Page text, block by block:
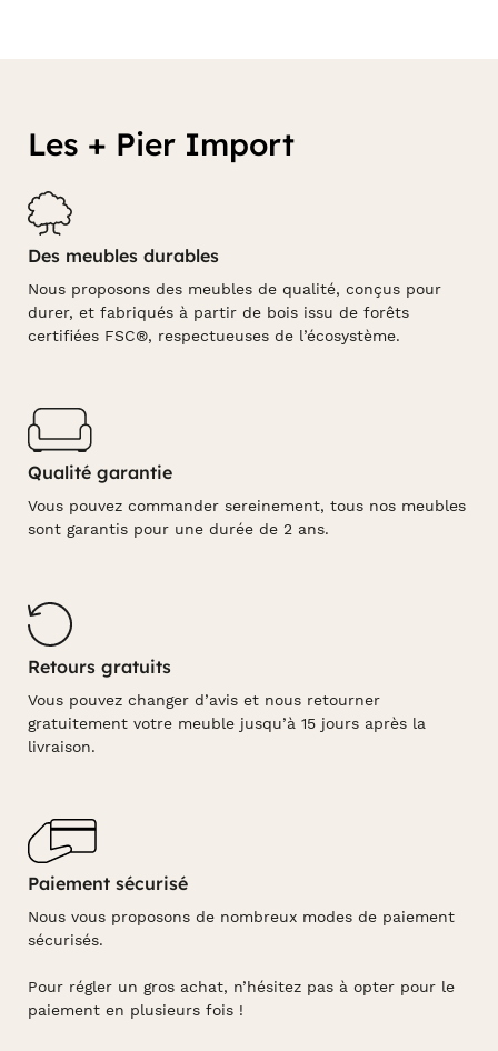
Les + Pier Import
Des meubles durables
Nous proposons des meubles de qualité, conçus pour
durer, et fabriqués à partir de bois issu de forêts
certifiées FSC®, respectueuses de l’écosystème.
Qualité garantie
Vous pouvez commander sereinement, tous nos meubles
sont garantis pour une durée de 2 ans.
Retours gratuits
Vous pouvez changer d’avis et nous retourner
gratuitement votre meuble jusqu’à 15 jours après la
livraison.
Paiement sécurisé
Nous vous proposons de nombreux modes de paiement
sécurisés.
Pour régler un gros achat, n’hésitez pas à opter pour le
paiement en plusieurs fois !